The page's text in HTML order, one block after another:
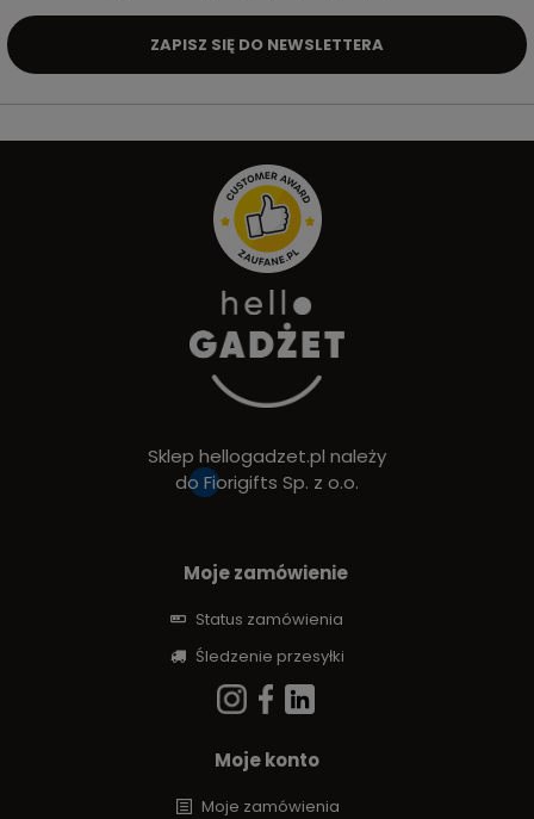
ZAPISZ SIĘ DO NEWSLETTERA
Sklep hellogadzet.pl należy
do Fiorigifts Sp. z o.o.
Moje zamówienie
Status zamówienia
Śledzenie przesyłki
Moje konto
Moje zamówienia